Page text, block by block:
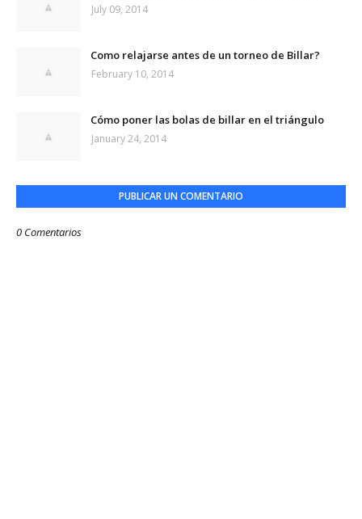
July 09, 2014
Como relajarse antes de un torneo de Billar?
February 10, 2014
Cómo poner las bolas de billar en el triángulo
January 24, 2014
PUBLICAR UN COMENTARIO
0 Comentarios